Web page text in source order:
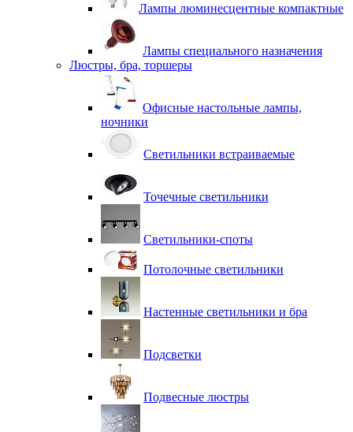
Лампы люминесцентные компактные
Лампы специального назначения
Люстры, бра, торшеры
Офисные настольные лампы,
ночники
Светильники встраиваемые
Точечные светильники
Светильники-споты
Потолочные светильники
Настенные светильники и бра
Подсветки
Подвесные люстры